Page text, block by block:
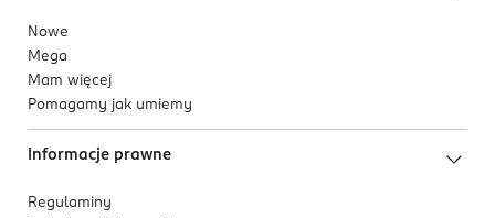
Nowe
Mega
Mam więcej
Pomagamy jak umiemy
Informacje prawne
Regulaminy